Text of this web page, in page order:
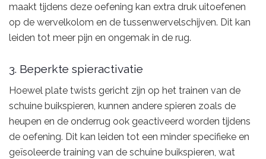
maakt tijdens deze oefening kan extra druk uitoefenen
op de wervelkolom en de tussenwervelschijven. Dit kan
leiden tot meer pijn en ongemak in de rug.
3. Beperkte spieractivatie
Hoewel plate twists gericht zijn op het trainen van de
schuine buikspieren, kunnen andere spieren zoals de
heupen en de onderrug ook geactiveerd worden tijdens
de oefening. Dit kan leiden tot een minder specifieke en
geïsoleerde training van de schuine buikspieren, wat